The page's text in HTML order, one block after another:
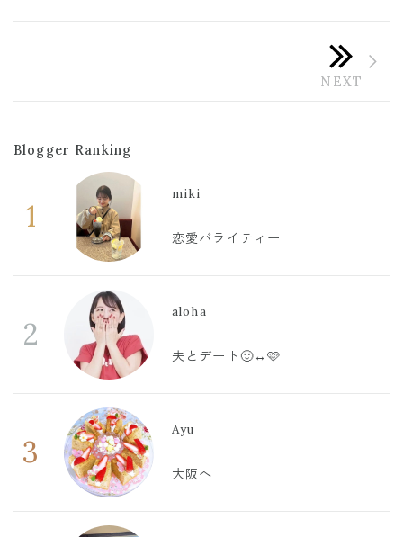
Blogger Ranking
1
miki
恋愛バライティー
2
aloha
夫とデート🙂‍↔️🩷
3
Ayu
大阪へ